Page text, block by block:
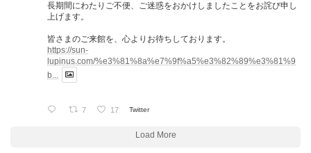
長期間にわたりご不便、ご迷惑をおかけしましたことをお詫び申し
上げます。
皆さまのご来館を、心よりお待ちしております。
https://sun-
lupinus.com/%e3%81%8a%e7%9f%a5%e3%82%89%e3%81%9
b...
7 17 Twitter
Load More